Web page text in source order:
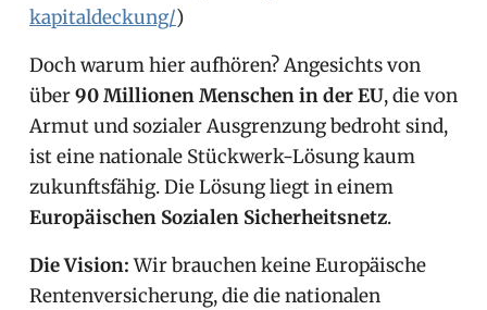
kapitaldeckung/)
Doch warum hier aufhören? Angesichts von
über90 Millionen Menschen in der EU, die von
Armut und sozialer Ausgrenzung bedroht sind,
ist eine nationale Stückwerk-Lösung kaum
zukunftsfähig. Die Lösung liegt in einem
Europäischen Sozialen Sicherheitsnetz.
Die Vision:Wir brauchen keine Europäische
Rentenversicherung, die die nationalen